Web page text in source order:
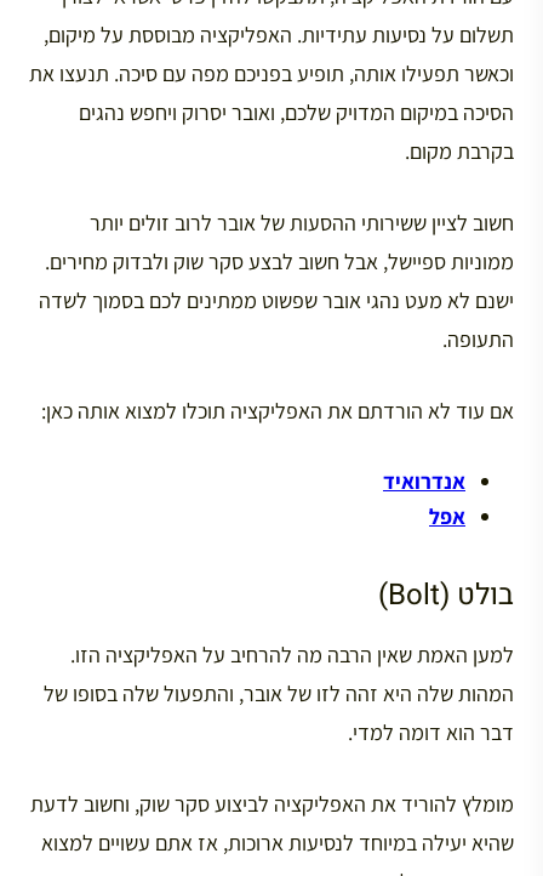
תשלום על נסיעות עתידיות. האפליקציה מבוססת על מיקום,
וכאשר תפעילו אותה, תופיע בפניכם מפה עם סיכה. תנעצו את
הסיכה במיקום המדויק שלכם, ואובר יסרוק ויחפש נהגים
בקרבת מקום.
חשוב לציין ששירותי ההסעות של אובר לרוב זולים יותר
ממוניות ספיישל, אבל חשוב לבצע סקר שוק ולבדוק מחירים.
ישנם לא מעט נהגי אובר שפשוט ממתינים לכם בסמוך לשדה
התעופה.
אם עוד לא הורדתם את האפליקציה תוכלו למצוא אותה כאן:
אנדרואיד
אפל
בולט (Bolt)
למען האמת שאין הרבה מה להרחיב על האפליקציה הזו.
המהות שלה היא זהה לזו של אובר, והתפעול שלה בסופו של
דבר הוא דומה למדי.
מומלץ להוריד את האפליקציה לביצוע סקר שוק, וחשוב לדעת
שהיא יעילה במיוחד לנסיעות ארוכות, אז אתם עשויים למצוא